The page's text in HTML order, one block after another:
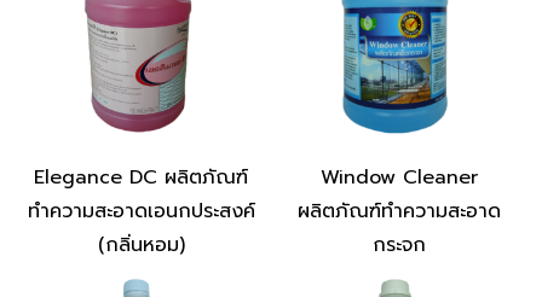
Elegance DC ผลิตภัณฑ์
ทำความสะอาดเอนกประสงค์
(กลิ่นหอม)
Window Cleaner
ผลิตภัณฑ์ทำความสะอาด
กระจก